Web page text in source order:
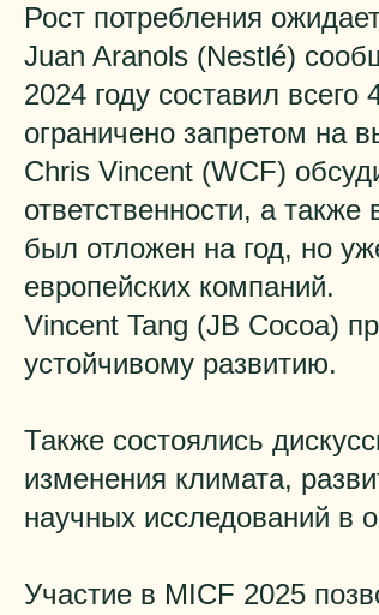
Рост потребления
Juan Aranols (Nestlé)
2024 году составил
ограничено запретом на
Chris Vincent (WCF)
ответственности, а
был отложен на год, но
европейских компаний.
Vincent Tang (JB Cocoa)
устойчивому развитию.
Также состоялись
изменения климата,
научных исследований в
Участие в MICF 2025